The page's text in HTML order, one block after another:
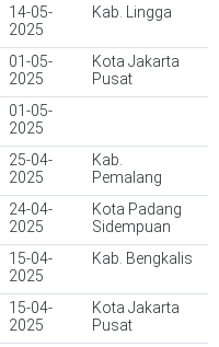
14-05-
2025
Kab. Lingga
01-05-
2025
Kota Jakarta
Pusat
01-05-
2025
25-04-
2025
Kab.
Pemalang
24-04-
2025
Kota Padang
Sidempuan
15-04-
2025
Kab. Bengkalis
15-04-
2025
Kota Jakarta
Pusat